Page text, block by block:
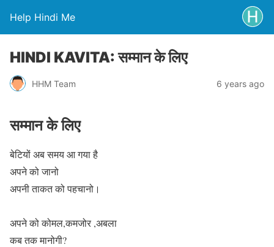
Help Hindi Me
HINDI KAVITA: सम्मान के लिए
HHM Team 6 years ago
सम्मान के लिए
बेटियों अब समय आ गया है
अपने को जानो
अपनी ताकत को पहचानो।
अपने को कोमल,कमजोर ,अबला
कब तक मानोगी?